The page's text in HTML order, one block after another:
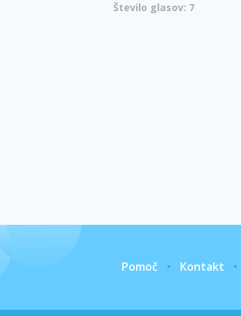
Število glasov: 7
Pomoč Kontakt